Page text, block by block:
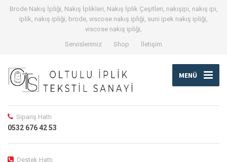
Brode Nakış İpliği, Nakış İplikleri, Nakış İplik Çeşitleri, nakışipi, nakış ipi,
iplik, nakış ipliği, brode, viscose nakış ipliği, suni ipek nakış ipliği,
viscose nakış ipliği,
Servislerimiz
Shop İletişim
MENÜ
Sipariş Hattı
0532 676 42 53
Destek Hattı